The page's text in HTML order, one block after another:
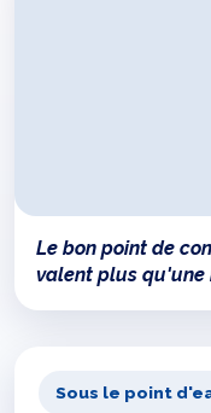
Le bon point de
valent plus qu'une
Sous le point